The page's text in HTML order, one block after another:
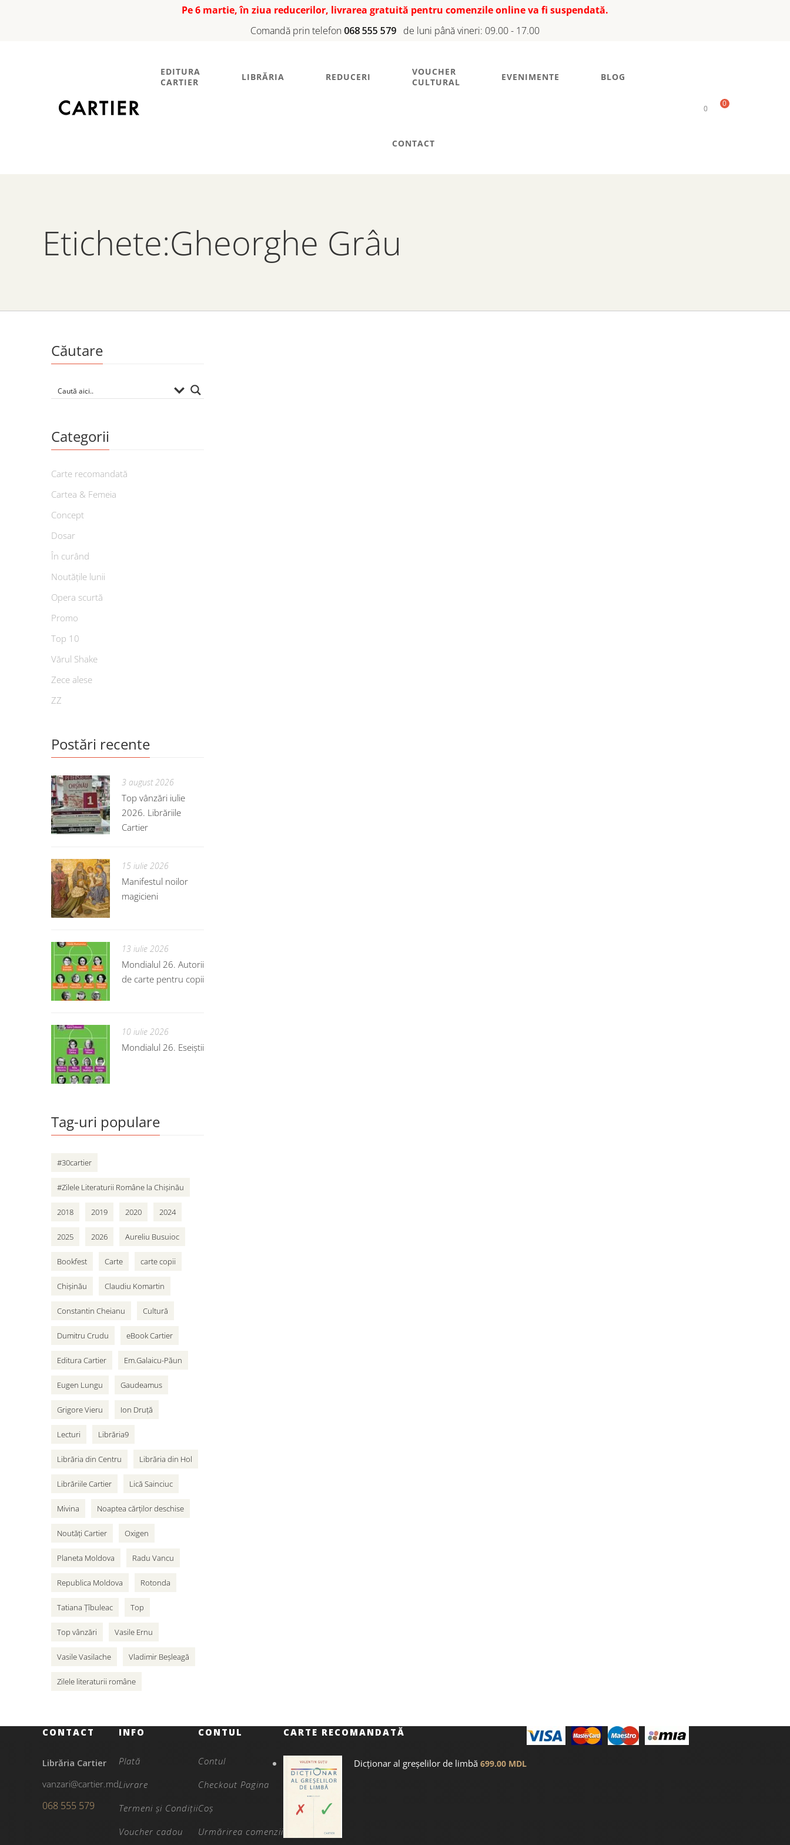
Pe 6 martie, în ziua reducerilor, livrarea gratuită pentru comenzile online va fi suspendată.
Comandă prin telefon 068 555 579 de luni până vineri: 09.00 - 17.00
EDITURA
CARTIER
LIBRĂRIA REDUCERI
VOUCHER
CULTURAL
EVENIMENTE BLOG
CONTACT
0
0
Etichete:Gheorghe Grâu
Căutare
Categorii
Carte recomandată
Cartea & Femeia
Concept
Dosar
În curând
Noutățile lunii
Opera scurtă
Promo
Top 10
Vărul Shake
Zece alese
ZZ
Postări recente
3 august 2026
Top vânzări iulie
2026. Librăriile
Cartier
15 iulie 2026
Manifestul noilor
magicieni
13 iulie 2026
Mondialul 26. Autorii
de carte pentru copii
10 iulie 2026
Mondialul 26. Eseiștii
Tag-uri populare
#30cartier
#Zilele Literaturii Române la Chișinău
2018 2019 2020 2024
2025 2026 Aureliu Busuioc
Bookfest Carte carte copii
Chișinău Claudiu Komartin
Constantin Cheianu Cultură
Dumitru Crudu eBook Cartier
Editura Cartier Em.Galaicu-Păun
Eugen Lungu Gaudeamus
Grigore Vieru Ion Druță
Lecturi Librăria9
Librăria din Centru Librăria din Hol
Librăriile Cartier Lică Sainciuc
Mivina Noaptea cărților deschise
Noutăți Cartier Oxigen
Planeta Moldova Radu Vancu
Republica Moldova Rotonda
Tatiana Țîbuleac Top
Top vânzări Vasile Ernu
Vasile Vasilache Vladimir Beșleagă
Zilele literaturii române
CONTACT
Librăria Cartier
vanzari@cartier.md
068 555 579
INFO
Plată
Livrare
Termeni și Condiții
Voucher cadou
CONTUL
Contul
Checkout Pagina
Coș
Urmărirea comenzii
CARTE RECOMANDATĂ
Dicţionar al greșelilor de limbă 699.00 MDL